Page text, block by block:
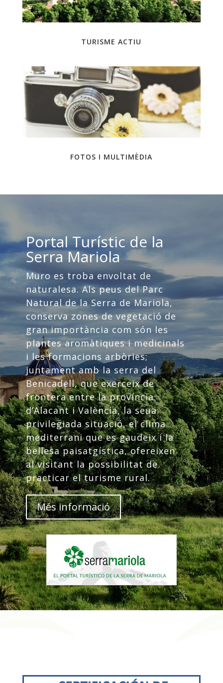
TURISME ACTIU
FOTOS I MULTIMÈDIA
Portal Turístic de la
Serra Mariola
Muro es troba envoltat de
naturalesa. Als peus del Parc
Natural de la Serra de Mariola,
conserva zones de vegetació de
gran importància com són les
plantes aromàtiques i medicinals
i les formacions arbòries;
juntament amb la serra del
Benicadell, que exerceix de
frontera entre la província
d’Alacant i València, la seua
privilegiada situació, el clima
mediterrani que es gaudeix i la
bellesa paisatgística, ofereixen
al visitant la possibilitat de
practicar el turisme rural.
Més informació